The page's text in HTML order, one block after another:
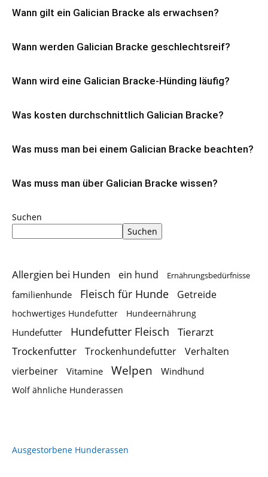
Wann gilt ein Galician Bracke als erwachsen?
Wann werden Galician Bracke geschlechtsreif?
Wann wird eine Galician Bracke-Hünding läufig?
Was kosten durchschnittlich Galician Bracke?
Was muss man bei einem Galician Bracke beachten?
Was muss man über Galician Bracke wissen?
Suchen
Suchen
Allergien bei Hunden ein hund Ernährungsbedürfnisse
familienhunde Fleisch für Hunde Getreide
hochwertiges Hundefutter Hundeernährung
Hundefutter Hundefutter Fleisch
Tierarzt
Trockenfutter
Trockenhundefutter
Verhalten
vierbeiner
Vitamine Welpen Windhund
Wolf ähnliche Hunderassen
Ausgestorbene Hunderassen